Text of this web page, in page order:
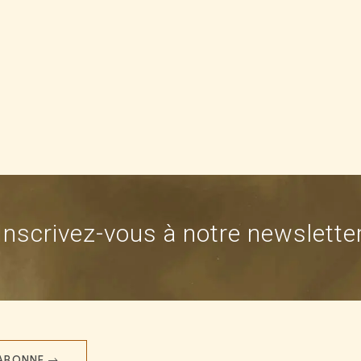
vous à notre